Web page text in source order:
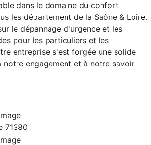
dans le domaine du confort
les département de la Saône & Loire.
le dépannage d'urgence et les
pour les particuliers et les
entreprise s'est forgée une solide
notre engagement et à notre savoir-
71380